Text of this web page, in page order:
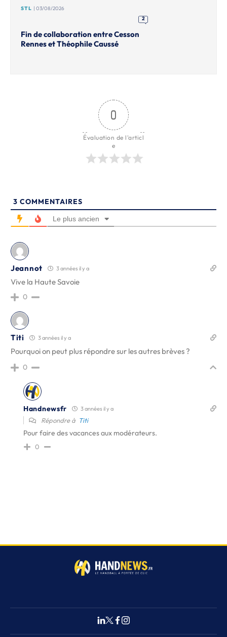
STL | 03/08/2026
2
Fin de collaboration entre Cesson
Rennes et Théophile Caussé
0
Évaluation de l'articl
e
3 COMMENTAIRES
Le plus ancien
Jeannot 3 années il y a
Vive la Haute Savoie
0
Titi 3 années il y a
Pourquoi on peut plus répondre sur les autres brèves ?
0
Handnewsfr 3 années il y a
Répondre à Titi
Pour faire des vacances aux modérateurs.
0